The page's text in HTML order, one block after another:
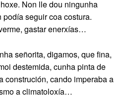
Non lle dou ningunha
seguir coa costura.
gastar enerxías…
señorita, digamos, que fina,
destemida, cunha pinta de
construción, cando imperaba a
a climatoloxía…